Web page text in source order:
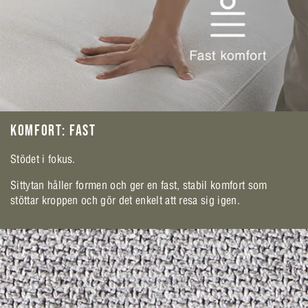
KOMFORT: FAST
Stödet i fokus.
Sittytan håller formen och ger en fast, stabil komfort som
stöttar kroppen och gör det enkelt att resa sig igen.